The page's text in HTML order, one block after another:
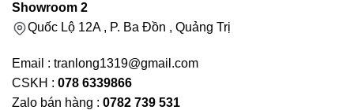
Showroom 2
Quốc Lộ 12A , P. Ba Đồn , Quảng Trị
Email : tranlong1319@gmail.com
CSKH : 078 6339866
Zalo bán hàng : 0782 739 531